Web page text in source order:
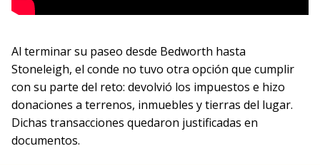
Al terminar su paseo desde Bedworth hasta
Stoneleigh, el conde no tuvo otra opción que cumplir
con su parte del reto: devolvió los impuestos e hizo
donaciones a terrenos, inmuebles y tierras del lugar.
Dichas transacciones quedaron justificadas en
documentos.